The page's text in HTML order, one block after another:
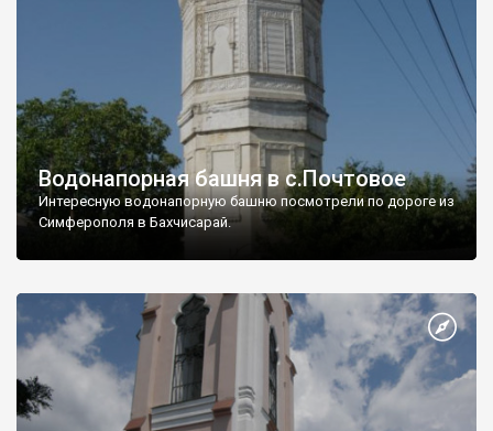
Водонапорная башня в с.Почтовое
Интересную водонапорную башню посмотрели по дороге из
Симферополя в Бахчисарай.